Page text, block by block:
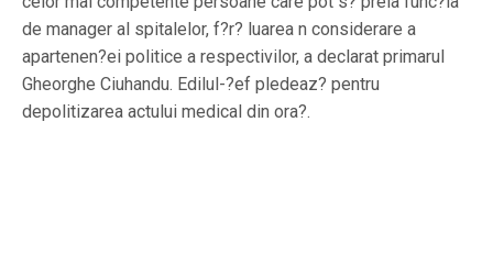
de manager al spitalelor, f?r? luarea n considerare a
apartenen?ei politice a respectivilor, a declarat primarul
Gheorghe Ciuhandu. Edilul-?ef pledeaz? pentru
depolitizarea actului medical din ora?.